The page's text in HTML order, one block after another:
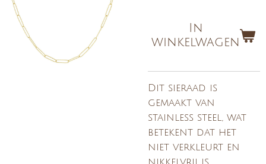
In
winkelwagen
Dit sieraad is
gemaakt van
stainless steel, wat
betekent dat het
niet verkleurt en